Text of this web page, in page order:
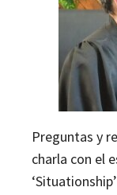
Preguntas y
charla con el
‘Situationship’